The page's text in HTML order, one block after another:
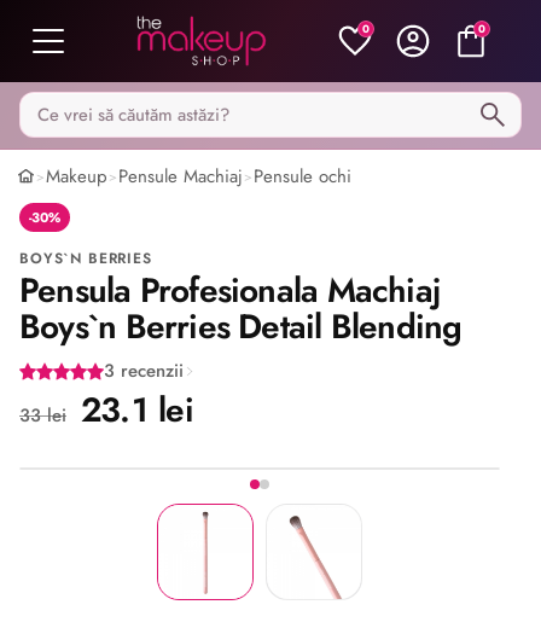
0 0
Caută pe MakeupShop
>Makeup>Pensule Machiaj>Pensule ochi
-30%
BOYS`N BERRIES
Pensula Profesionala Machiaj
Boys`n Berries Detail Blending
3 recenzii
33 lei 23.1 lei
Imaginea 1 din 2